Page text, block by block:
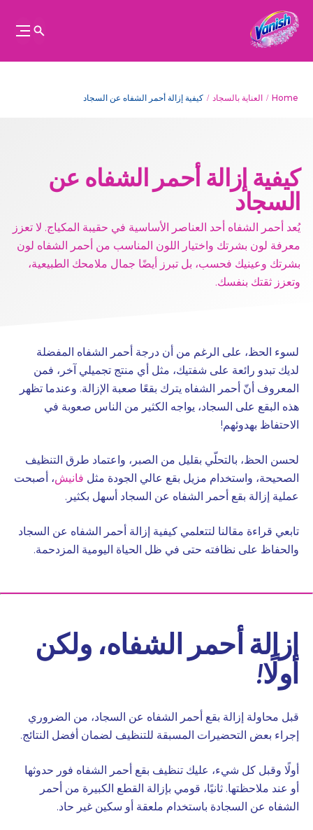
Home العناية بالسجاد كيفية إزالة أحمر الشفاه عن السجاد
كيفية إزالة أحمر الشفاه عن
السجاد
يُعد أحمر الشفاه أحد العناصر الأساسية في حقيبة المكياج. لا تعزز
معرفة لون بشرتك واختيار اللون المناسب من أحمر الشفاه لون
بشرتك وعينيك فحسب، بل تبرز أيضًا جمال ملامحك الطبيعية،
وتعزز ثقتك بنفسك.
لسوء الحظ، على الرغم من أن درجة أحمر الشفاه المفضلة
لديك تبدو رائعة على شفتيك، مثل أي منتج تجميلي آخر، فمن
المعروف أنّ أحمر الشفاه يترك بقعًا صعبة الإزالة. وعندما تظهر
هذه البقع على السجاد، يواجه الكثير من الناس صعوبة في
الاحتفاظ بهدوئهم!
لحسن الحظ، بالتحلّي بقليل من الصبر، واعتماد طرق التنظيف
الصحيحة، واستخدام مزيل بقع عالي الجودة مثل فانيش، أصبحت
عملية إزالة بقع أحمر الشفاه عن السجاد أسهل بكثير.
تابعي قراءة مقالنا لتتعلمي كيفية إزالة أحمر الشفاه عن السجاد
والحفاظ على نظافته حتى في ظل الحياة اليومية المزدحمة.
إزالة أحمر الشفاه، ولكن
أولًا!
قبل محاولة إزالة بقع أحمر الشفاه عن السجاد، من الضروري
إجراء بعض التحضيرات المسبقة للتنظيف لضمان أفضل النتائج.
أولًا وقبل كل شيء، عليك تنظيف بقع أحمر الشفاه فور حدوثها
أو عند ملاحظتها. ثانيًا، قومي بإزالة القطع الكبيرة من أحمر
الشفاه عن السجادة باستخدام ملعقة أو سكين غير حاد.